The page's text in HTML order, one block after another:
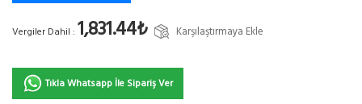
Vergiler Dahil : 1,831.44₺ Karşılaştırmaya Ekle
Tıkla Whatsapp İle Sipariş Ver